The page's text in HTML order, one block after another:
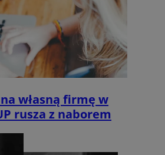
własną firmę w
rusza z naborem